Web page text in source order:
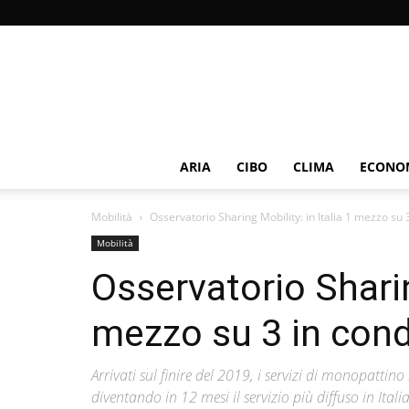
ARIA CIBO CLIMA
Mobilità Osservatorio Sharing Mobility: in Italia 1 mezzo su
Mobilità
Osservatorio
mezzo su 3 in
Arrivati sul finire del 2019, i servizi di
diventando in 12 mesi il servizio più diffuso in